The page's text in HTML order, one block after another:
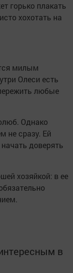
горько плакать
хохотать на
милым
Олеси есть
любые
Однако
не сразу. Ей
доверять
хозяйкой: в ее
в